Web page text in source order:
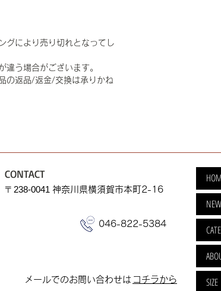
グにより売り切れとなってし
違う場合がございます。
の返品/返金/交換は承りかね
​メールでのお問い合わせは ​コチラから
046-822-5384
SIZE
CONTACT
​〒238-0041 神奈川県横須賀市本町2-16